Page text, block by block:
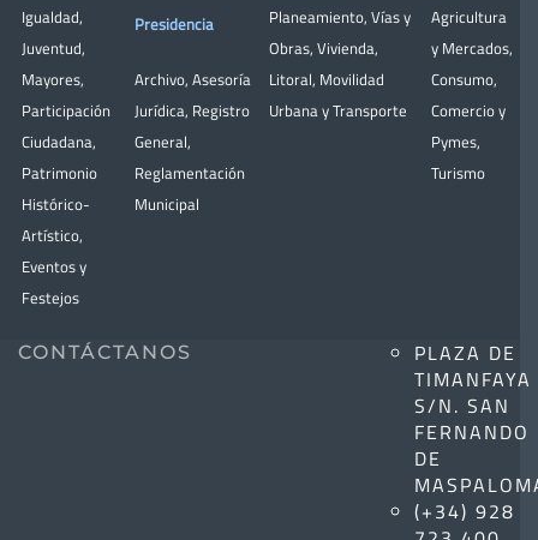
Igualdad,
Juventud,
Mayores,
Participación
Ciudadana,
Patrimonio
Histórico-
Artístico,
Eventos y
Festejos
Presidencia
Archivo, Asesoría
Jurídica, Registro
General,
Reglamentación
Municipal
Planeamiento, Vías y
Obras, Vivienda,
Litoral, Movilidad
Urbana y Transporte
Agricultura
y Mercados,
Consumo,
Comercio y
Pymes,
Turismo
CONTÁCTANOS
PLAZA DE
TIMANFAYA
S/N. SAN
FERNANDO
DE
(+34) 928